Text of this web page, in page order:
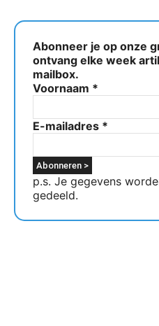
Abonneer je op onze
ontvang elke week
mailbox.
Voornaam *
E-mailadres *
p.s. Je gegevens
gedeeld.